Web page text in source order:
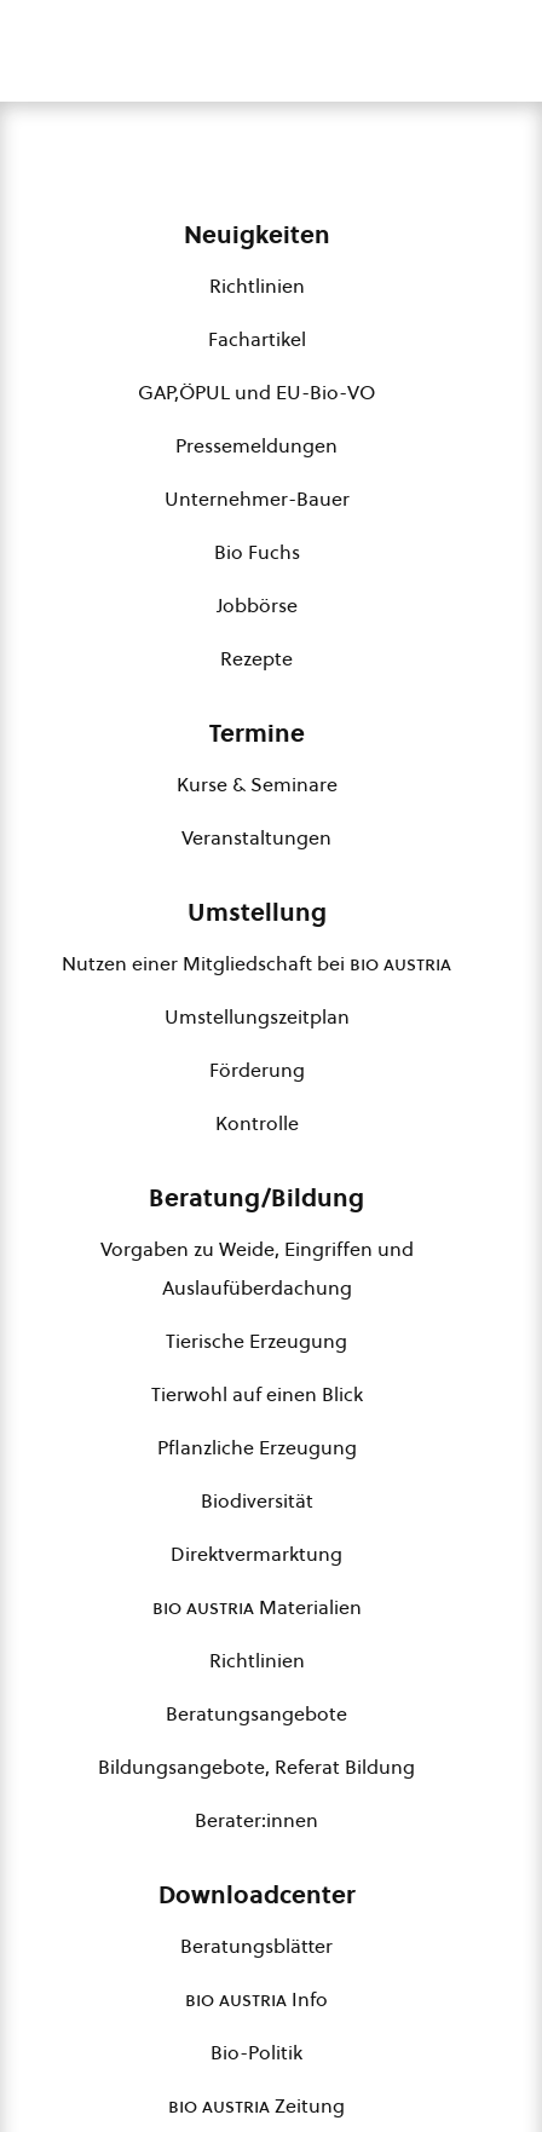
Neuigkeiten
Richtlinien
Fachartikel
GAP,ÖPUL und EU-Bio-VO
Pressemeldungen
Unternehmer-Bauer
Bio Fuchs
Jobbörse
Rezepte
Termine
Kurse & Seminare
Veranstaltungen
Umstellung
Nutzen einer Mitgliedschaft bei bio austria
Umstellungszeitplan
Förderung
Kontrolle
Beratung/Bildung
Vorgaben zu Weide, Eingriffen und
Auslaufüberdachung
Tierische Erzeugung
Tierwohl auf einen Blick
Pflanzliche Erzeugung
Biodiversität
Direktvermarktung
bio austriaMaterialien
Richtlinien
Beratungsangebote
Bildungsangebote, Referat Bildung
Berater:innen
Downloadcenter
Beratungsblätter
bio austria Info
Bio-Politik
bio austriaZeitung